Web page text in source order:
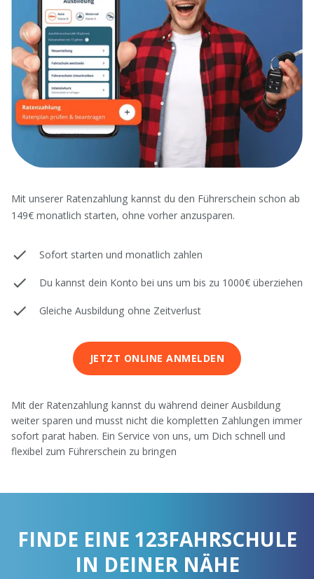
Mit unserer Ratenzahlung kannst du den Führerschein schon ab
149€ monatlich starten, ohne vorher anzusparen.
Sofort starten und monatlich zahlen
Du kannst dein Konto bei uns um bis zu 1000€ überziehen
Gleiche Ausbildung ohne Zeitverlust
JETZT ONLINE ANMELDEN
Mit der Ratenzahlung kannst du während deiner Ausbildung
weiter sparen und musst nicht die kompletten Zahlungen immer
sofort parat haben. Ein Service von uns, um Dich schnell und
flexibel zum Führerschein zu bringen
FINDE EINE 123FAHRSCHULE
IN DEINER NÄHE